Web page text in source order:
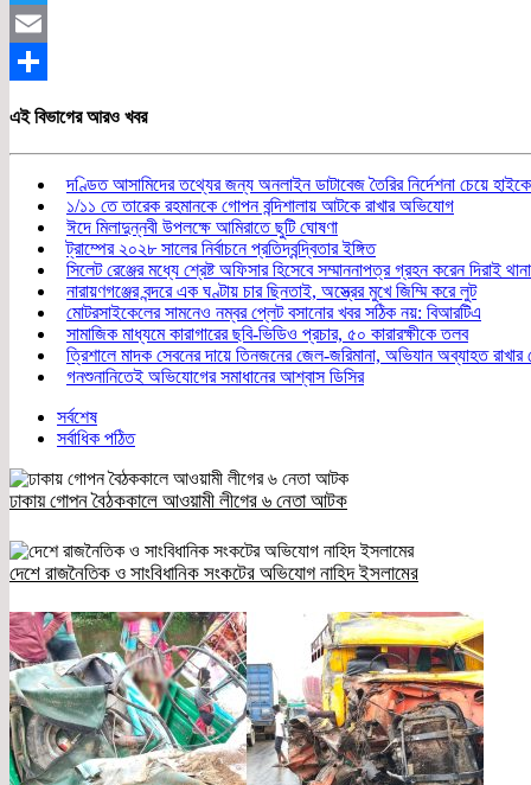
Twitter
Email
এই বিভাগের আরও খবর
দণ্ডিত আসামিদের তথ্যের জন্য অনলাইন ডাটাবেজ তৈরির নির্দেশনা চেয়ে
১/১১ তে তারেক রহমানকে গোপন বন্দিশালায় আটকে রাখার অভিযোগ
ঈদে মিলাদুন্নবী উপলক্ষে আমিরাতে ছুটি ঘোষণা
ট্রাম্পের ২০২৮ সালের নির্বাচনে প্রতিদ্বন্দ্বিতার ইঙ্গিত
সিলেট রেঞ্জের মধ্যে শ্রেষ্ট অফিসার হিসেবে সম্মাননাপত্র গ্রহন করেন দিরাই
নারায়ণগঞ্জের বন্দরে এক ঘণ্টায় চার ছিনতাই, অস্ত্রের মুখে জিম্মি করে লুট
মোটরসাইকেলের সামনেও নম্বর প্লেট বসানোর খবর সঠিক নয়: বিআরটিএ
সামাজিক মাধ্যমে কারাগারের ছবি-ভিডিও প্রচার, ৫০ কারারক্ষীকে তলব
ত্রিশালে মাদক সেবনের দায়ে তিনজনের জেল-জরিমানা, অভিযান অব্যাহত রাখার
গনশুনানিতেই অভিযোগের সমাধানের আশ্বাস ডিসির
সর্বশেষ
সর্বাধিক পঠিত
ঢাকায় গোপন বৈঠককালে আওয়ামী লীগের ৬ নেতা আটক
দেশে রাজনৈতিক ও সাংবিধানিক সংকটের অভিযোগ নাহিদ ইসলামের